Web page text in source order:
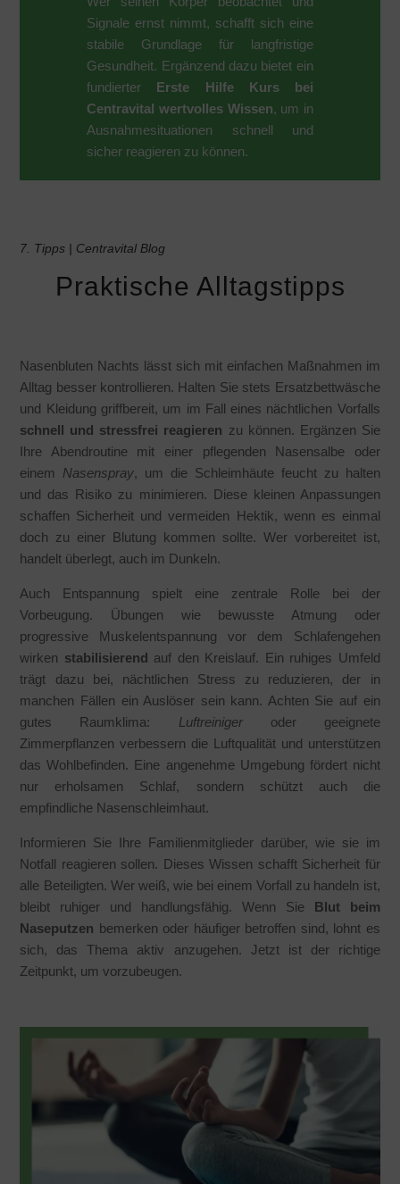
Signale ernst nimmt, schafft sich eine
stabile Grundlage für langfristige
Gesundheit. Ergänzend dazu bietet ein
fundierter Erste Hilfe Kurs bei
Centravital wertvolles Wissen, um in
Ausnahmesituationen schnell und
sicher reagieren zu können.
7. Tipps | Centravital Blog
Praktische Alltagstipps
Nasenbluten Nachts lässt sich mit einfachen Maßnahmen im
Alltag besser kontrollieren. Halten Sie stets Ersatzbettwäsche
und Kleidung griffbereit, um im Fall eines nächtlichen Vorfalls
schnell und stressfrei reagieren zu können. Ergänzen Sie
Ihre Abendroutine mit einer pflegenden Nasensalbe oder
einem Nasenspray, um die Schleimhäute feucht zu halten
und das Risiko zu minimieren. Diese kleinen Anpassungen
schaffen Sicherheit und vermeiden Hektik, wenn es einmal
doch zu einer Blutung kommen sollte. Wer vorbereitet ist,
handelt überlegt, auch im Dunkeln.
Auch Entspannung spielt eine zentrale Rolle bei der
Vorbeugung. Übungen wie bewusste Atmung oder
progressive Muskelentspannung vor dem Schlafengehen
wirken stabilisierend auf den Kreislauf. Ein ruhiges Umfeld
trägt dazu bei, nächtlichen Stress zu reduzieren, der in
manchen Fällen ein Auslöser sein kann. Achten Sie auf ein
gutes Raumklima: Luftreinigeroder geeignete
Zimmerpflanzen verbessern die Luftqualität und unterstützen
das Wohlbefinden. Eine angenehme Umgebung fördert nicht
nur erholsamen Schlaf, sondern schützt auch die
empfindliche Nasenschleimhaut.
Informieren Sie Ihre Familienmitglieder darüber, wie sie im
Notfall reagieren sollen. Dieses Wissen schafft Sicherheit für
alle Beteiligten. Wer weiß, wie bei einem Vorfall zu handeln ist,
bleibt ruhiger und handlungsfähig. Wenn Sie Blut beim
Naseputzen bemerken oder häufiger betroffen sind, lohnt es
sich, das Thema aktiv anzugehen. Jetzt ist der richtige
Zeitpunkt, um vorzubeugen.